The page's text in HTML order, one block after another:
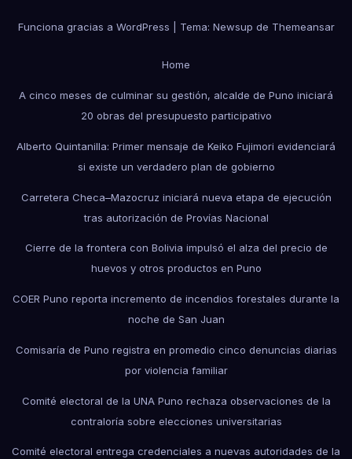
Funciona gracias a WordPress Tema: Newsup de Themeansar
Home
A cinco meses de culminar su gestión, alcalde de Puno iniciará
20 obras del presupuesto participativo
Alberto Quintanilla: Primer mensaje de Keiko Fujimori evidenciará
si existe un verdadero plan de gobierno
Carretera Checa–Mazocruz iniciará nueva etapa de ejecución
tras autorización de Provías Nacional
Cierre de la frontera con Bolivia impulsó el alza del precio de
huevos y otros productos en Puno
COER Puno reporta incremento de incendios forestales durante la
noche de San Juan
Comisaría de Puno registra en promedio cinco denuncias diarias
por violencia familiar
Comité electoral de la UNA Puno rechaza observaciones de la
contraloría sobre elecciones universitarias
Comité electoral entrega credenciales a nuevas autoridades de la